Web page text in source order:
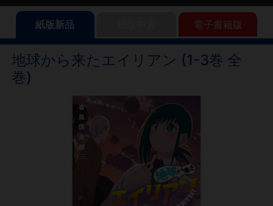
紙版新品 電子書籍版
地球から来たエイリアン (1-3巻 全
巻)